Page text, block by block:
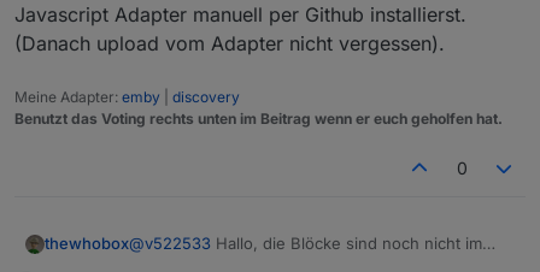
Javascript Adapter manuell per Github installierst.
(Danach upload vom Adapter nicht vergessen).
Meine Adapter: emby
discovery
Benutzt das Voting rechts unten im Beitrag wenn er euch geholfen hat.
0
thewhobox@v522533 Hallo, die Blöcke sind noch nicht im